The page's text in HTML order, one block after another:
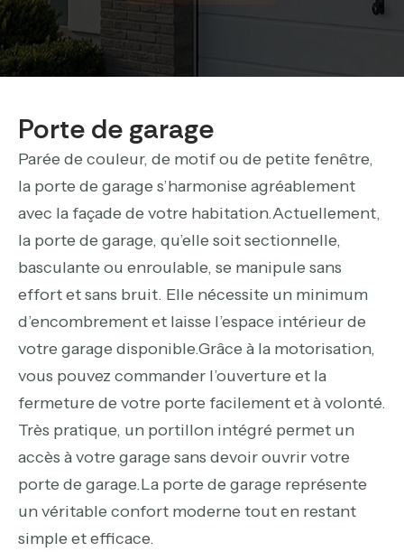
Porte de garage
Parée de couleur, de motif ou de petite fenêtre,
la porte de garage s’harmonise agréablement
avec la façade de votre habitation.Actuellement,
la porte de garage, qu’elle soit sectionnelle,
basculante ou enroulable, se manipule sans
effort et sans bruit. Elle nécessite un minimum
d’encombrement et laisse l’espace intérieur de
votre garage disponible.Grâce à la motorisation,
vous pouvez commander l’ouverture et la
fermeture de votre porte facilement et à volonté.
Très pratique, un portillon intégré permet un
accès à votre garage sans devoir ouvrir votre
porte de garage.La porte de garage représente
un véritable confort moderne tout en restant
simple et efficace.